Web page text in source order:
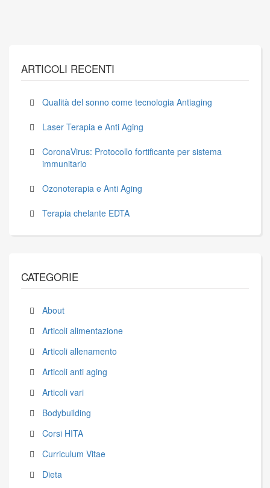
ARTICOLI RECENTI
Qualità del sonno come tecnologia Antiaging
Laser Terapia e Anti Aging
CoronaVirus: Protocollo fortificante per sistema
immunitario
Ozonoterapia e Anti Aging
Terapia chelante EDTA
CATEGORIE
About
Articoli alimentazione
Articoli allenamento
Articoli anti aging
Articoli vari
Bodybuilding
Corsi HITA
Curriculum Vitae
Dieta